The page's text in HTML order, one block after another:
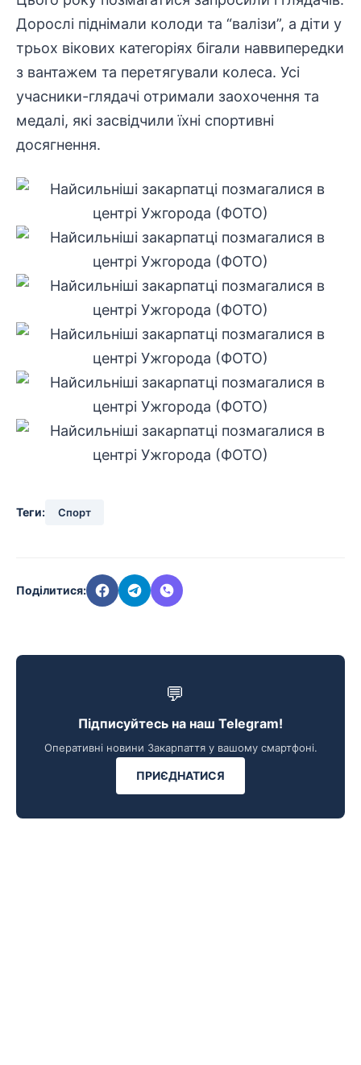
Дорослі піднімали колоди та “валізи”, а діти у
трьох вікових категоріях бігали наввипередки
з вантажем та перетягували колеса. Усі
учасники-глядачі отримали заохочення та
медалі, які засвідчили їхні спортивні
досягнення.
Теги: Спорт
Поділитися:
💬
Підписуйтесь на наш Telegram!
Оперативні новини Закарпаття у вашому смартфоні.
ПРИЄДНАТИСЯ